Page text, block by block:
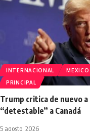
INTERNACIONAL MEXICO
PRINCIPAL
Trump critica de nuevo a
“detestable” a Canadá
5 agosto, 2026